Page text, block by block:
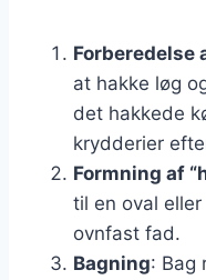
Forberedelse
at hakke løg
det hakkede
krydderier
Formning af
til en oval
ovnfast fad.
Bagning: Bag